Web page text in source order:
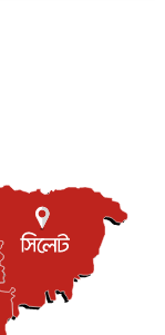
অপরাধে অস্বস্তি...
করছে মেক্সিকো ও
৮ আগস্ট, ২০২৬
কত চাইল ম্যানসিটি